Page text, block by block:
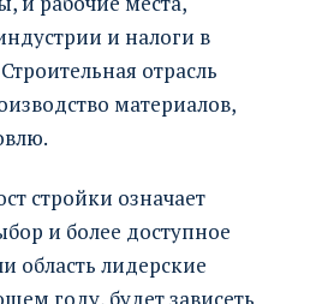
и налоги в
отрасль
материалов,
стройки означает
и более доступное
область лидерские
году, будет зависеть